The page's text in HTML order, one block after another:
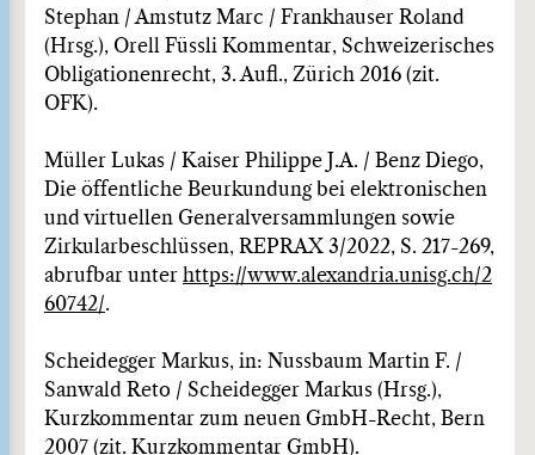
Stephan / Amstutz Marc / Frankhauser Roland
(Hrsg.), Orell Füssli Kommentar, Schweizerisches
Obligationenrecht, 3. Aufl., Zürich 2016 (zit.
OFK).
Müller Lukas / Kaiser Philippe J.A. / Benz Diego,
Die öffentliche Beurkundung bei elektronischen
und virtuellen Generalversammlungen sowie
Zirkularbeschlüssen, REPRAX 3/2022, S. 217-269,
abrufbar unter https://www.alexandria.unisg.ch/2
60742/.
Scheidegger Markus, in: Nussbaum Martin F. /
Sanwald Reto / Scheidegger Markus (Hrsg.),
Kurzkommentar zum neuen GmbH-Recht, Bern
2007 (zit. Kurzkommentar GmbH).